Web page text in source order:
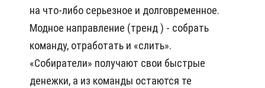
на что-либо серьезное и долговременное.
Модное направление (тренд ) - собрать
команду, отработать и «слить».
«Собиратели» получают свои быстрые
денежки, а из команды остаются те